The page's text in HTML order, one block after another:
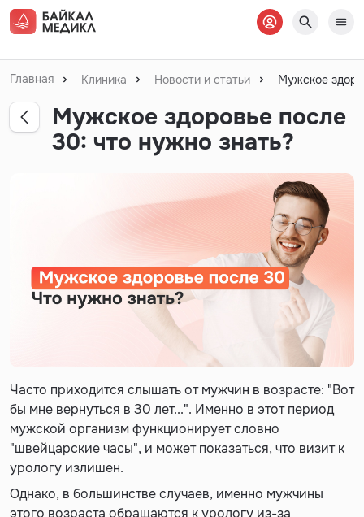
Главная Клиника Новости и статьи Мужское
Мужское здоровье после
30: что нужно знать?
Часто приходится слышать от мужчин в возрасте: "Вот
бы мне вернуться в 30 лет...". Именно в этот период
мужской организм функционирует словно
"швейцарские часы", и может показаться, что визит к
урологу излишен.
Однако, в большинстве случаев, именно мужчины
этого возраста обращаются к урологу из-за